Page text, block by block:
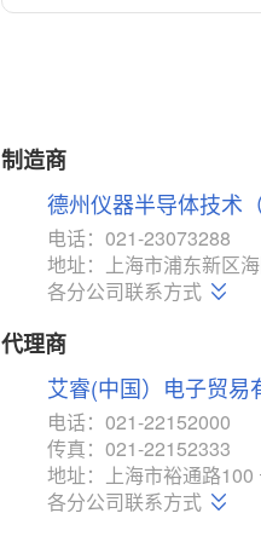
MAX14760
M74HC4852 (意法-ST)
相同功能 相似度 52%
相同功能
TC4052BFT (东芝-
相同功能 相似度 50%
ISL54233 (瑞萨-Renesas)
相同功能 相似度 49%
制造商
德州仪器半导体技术
电话：021-23073288
地址：上海市浦东新区
各分公司联系方式
代理商
艾睿(中国）电子贸易
电话：021-22152000
传真：021-22152333
地址：上海市裕通路
各分公司联系方式